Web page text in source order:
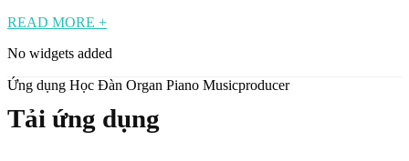
READ MORE +
No widgets added
Ứng dụng Học Đàn Organ Piano Musicproducer
Tải ứng dụng